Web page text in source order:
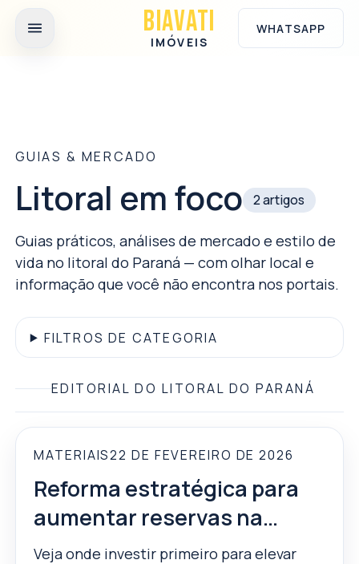
Ir para o conteúdo principal
BIAVATI
IMÓVEIS
WHATSAPP
GUIAS & MERCADO
Litoral em foco 2artigos
Guias práticos, análises de mercado e estilo de
vida no litoral do Paraná — com olhar local e
informação que você não encontra nos portais.
FILTROS DE CATEGORIA
EDITORIAL DO LITORAL DO PARANÁ
EM DESTAQUE
MATERIAIS22 DE FEVEREIRO DE 2026
Reforma estratégica para
aumentar reservas na
temporada
Veja onde investir primeiro para elevar